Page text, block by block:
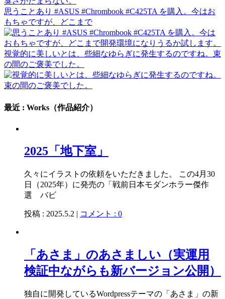
思うことあり #ASUS #Chrombook #C425TA を購入。今はお
もちゃですが、どこまで
視覚的に美しいとは、些細なゆらぎに発生するのですね。束
の間のご褒美でした。
最近 : Works（作品紹介）
2025「地下室」
久々にイラストの依頼をいただきました。 この4月30
日（2025年）に発売の「戦前日本モダンホラー傑作
選 バビ
投稿 : 2025.5.2 | コメント : 0
「あさま」のあさましい（実運用
検証中ながらも新バージョン公開）
独自に開発しているWordpressテーマの「あさま」の新